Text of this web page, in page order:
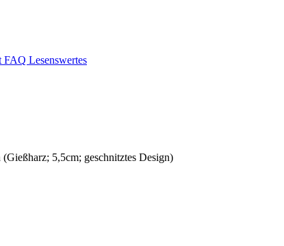
FAQ Lesenswertes
5,5cm; geschnitztes Design)